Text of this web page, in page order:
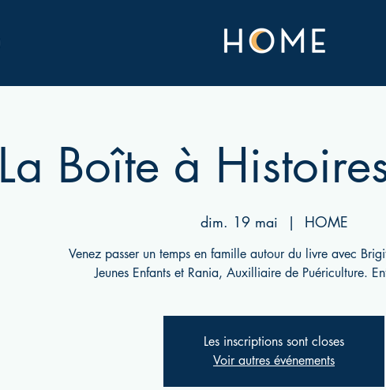
La Boîte à
dim. 19 mai
  |
HOME
Venez passer un temps en famille autour du livre avec
Jeunes Enfants et Rania, Auxilliaire de Puériculture.
Les inscriptions sont closes
Voir autres événements